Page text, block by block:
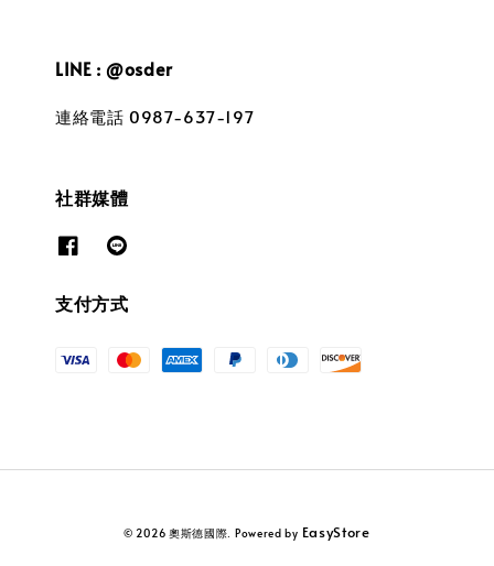
LINE : @osder
連絡電話 0987-637-197
社群媒體
支付方式
© 2026 奧斯德國際. Powered by EasyStore